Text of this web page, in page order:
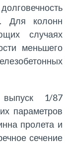
Для колонн
случаях
меньшего
1/87
параметров
пролета и
сечение